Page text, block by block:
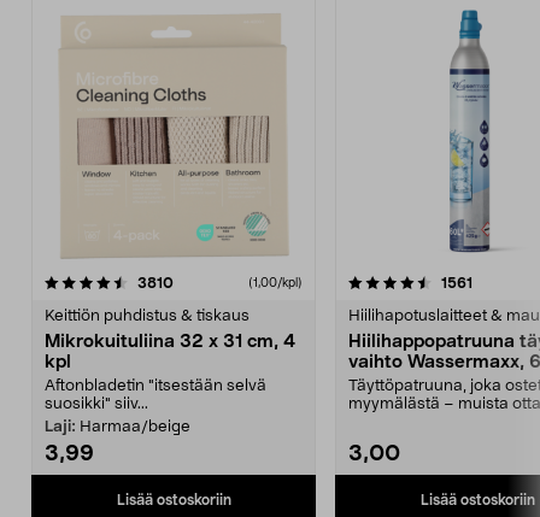
3810arvostelut (1,00/kpl)
Keittiön puhdistus & tiskaus
Mikrokuituliina 32 x 31 cm, 4
kpl
Aftonbladetin "itsestään selvä
suosikki" siiv...
Laji: Harmaa/beige
3,99
Lisää ostoskoriin
4.5viidestä
1561
Hiilihapotuslaitteet &
Hiilihappopatruuna
vaihto Wassermaxx,
Täyttöpatruuna, joka
myymälästä – muista
3,00
Lisää ostoskoriin
4.5viidestä